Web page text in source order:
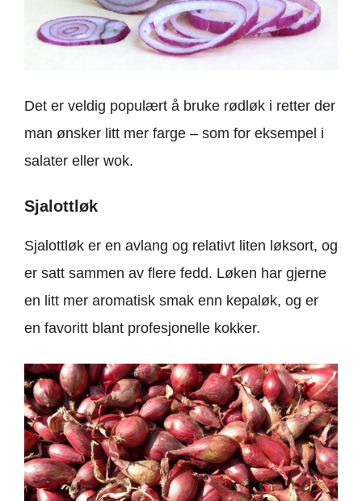
Det er veldig populært å bruke rødløk i retter der
man ønsker litt mer farge – som for eksempel i
salater eller wok.
Sjalottløk
Sjalottløk er en avlang og relativt liten løksort, og
er satt sammen av flere fedd. Løken har gjerne
en litt mer aromatisk smak enn kepaløk, og er
en favoritt blant profesjonelle kokker.